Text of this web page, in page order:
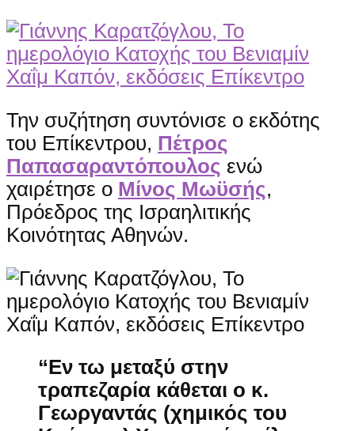
Την συζήτηση συντόνισε ο εκδότης
του Επίκεντρου, Πέτρος
Παπασαραντόπουλος ενώ
χαιρέτησε ο Μίνος Μωϋσής,
Πρόεδρος της Ισραηλιτικής
Κοινότητας Αθηνών.
“Εν τω μεταξύ στην
τραπεζαρία κάθεται ο κ.
Γεωργαντάς (χημικός του